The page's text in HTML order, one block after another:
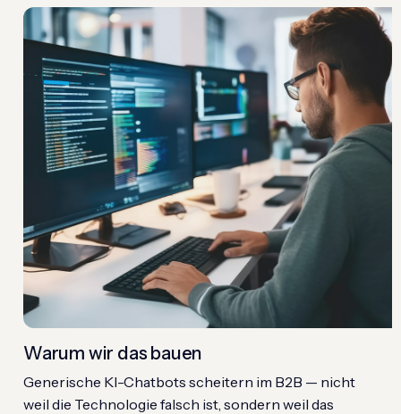
Warum wir das bauen
Generische KI-Chatbots scheitern im B2B — nicht
weil die Technologie falsch ist, sondern weil das